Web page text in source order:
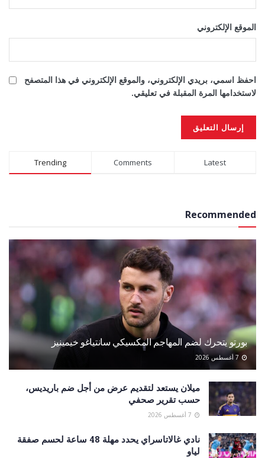
الموقع الإلكتروني
احفظ اسمي، بريدي الإلكتروني، والموقع الإلكتروني في هذا المتصفح
لاستخدامها المرة المقبلة في تعليقي.
Alternative:
Trending Comments Latest
Recommended
بورتو يتحرك لضم المهاجم المكسيكي سانتياغو خيمينيز
ميلان يستعد لتقديم عرض من أجل ضم باريديس،
حسب تقرير صحفي
نادي غالاتاسراي يحدد مهلة 48 ساعة لحسم صفقة
لياو